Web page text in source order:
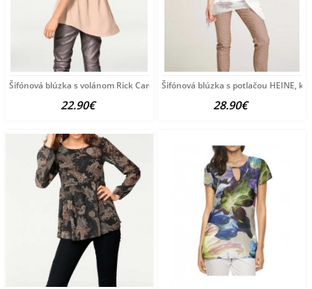
Šifónová blúzka s volánom Rick Cardona, púdrová
22.90€
Šifónová blúzka s potlačou HEINE,
28.90€